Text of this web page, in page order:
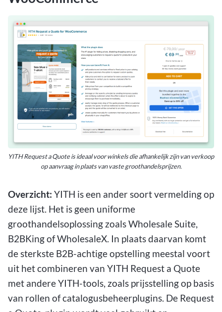
YITH Request a Quote is ideaal voor winkels die afhankelijk zijn van verkoop
op aanvraag in plaats van vaste groothandelsprijzen.
Overzicht: YITH is een ander soort vermelding op
deze lijst. Het is geen uniforme
groothandelsoplossing zoals Wholesale Suite,
B2BKing of WholesaleX. In plaats daarvan komt
de sterkste B2B-achtige opstelling meestal voort
uit het combineren van YITH Request a Quote
met andere YITH-tools, zoals prijsstelling op basis
van rollen of catalogusbeheerplugins. De Request